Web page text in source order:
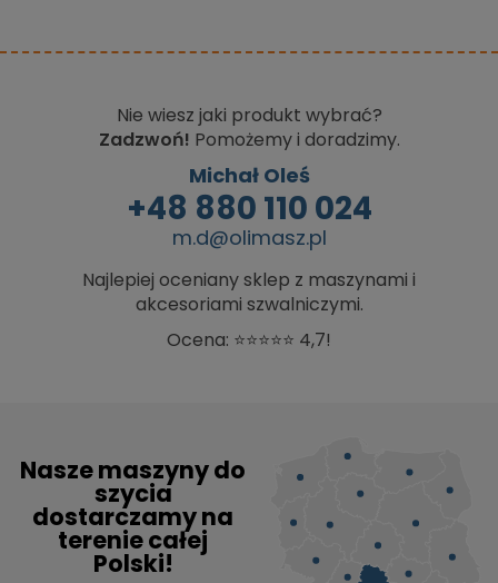
Nie wiesz jaki produkt wybrać?
Zadzwoń! Pomożemy i doradzimy.
Michał Oleś
+48 880 110 024
m.d@olimasz.pl
Najlepiej oceniany sklep z maszynami i
akcesoriami szwalniczymi.
Ocena: ⭐⭐⭐⭐⭐ 4,7!
Nasze maszyny do
szycia
dostarczamy na
terenie całej
Polski!